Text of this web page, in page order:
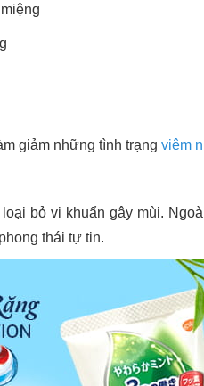
giảm những tình trạng viêm
bỏ vi khuẩn gây mùi.
thái tự tin.